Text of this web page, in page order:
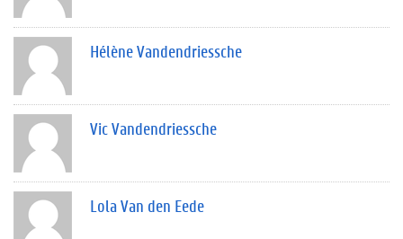
Hélène Vandendriessche
Vic Vandendriessche
Lola Van den Eede